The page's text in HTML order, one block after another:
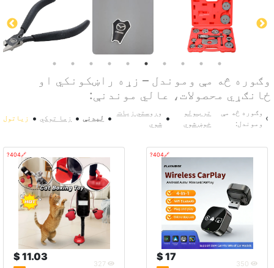
وګوره څه مې وموندل – زړه راښکونکي او
ځانګړي محصولات، عالي موندنې:
›
وګوره څه مې
وموندل:
تر ټولو
خوښ شوي
• وروستي زيات
شوي
• لیدنې • زما توکي • زیاتول
🔗404?
17 $
🔗404?
11.03 $